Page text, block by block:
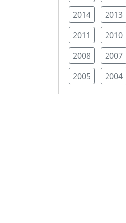
2014
2013
2011
2010
2008
2007
2005
2004